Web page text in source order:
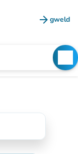
arrow_forward gweld
(tab